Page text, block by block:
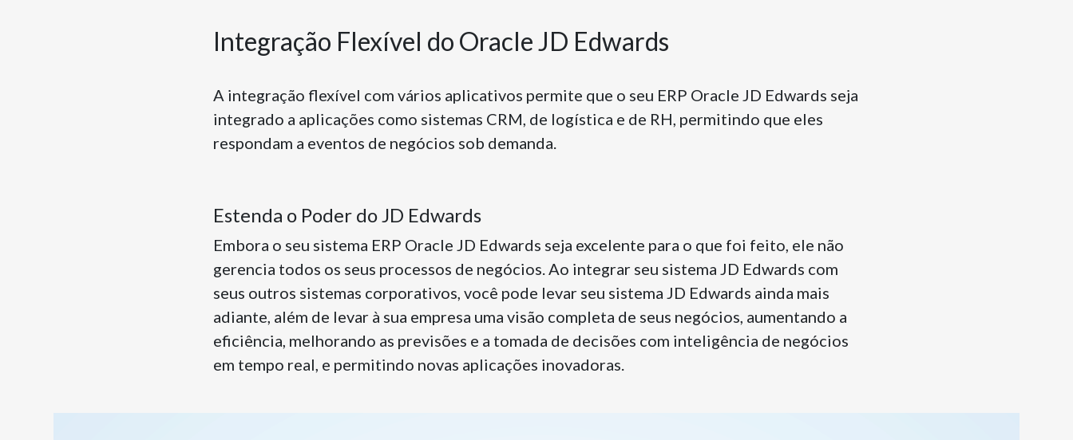
Integração Flexível do Oracle JD Edwards
A integração flexível com vários aplicativos permite que o seu ERP Oracle JD Edwards seja
integrado a aplicações como sistemas CRM, de logística e de RH, permitindo que eles
respondam a eventos de negócios sob demanda.
Estenda o Poder do JD Edwards
Embora o seu sistema ERP Oracle JD Edwards seja excelente para o que foi feito, ele não
gerencia todos os seus processos de negócios. Ao integrar seu sistema JD Edwards com
seus outros sistemas corporativos, você pode levar seu sistema JD Edwards ainda mais
adiante, além de levar à sua empresa uma visão completa de seus negócios, aumentando a
eficiência, melhorando as previsões e a tomada de decisões com inteligência de negócios
em tempo real, e permitindo novas aplicações inovadoras.